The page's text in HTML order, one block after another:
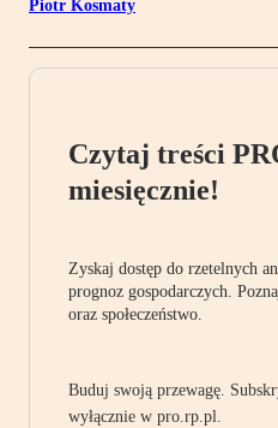
Piotr Kosmaty
Czytaj treści
miesięcznie!
Zyskaj dostęp do rzetelnych
prognoz gospodarczych.
oraz społeczeństwo.
Buduj swoją przewagę.
wyłącznie w pro.rp.pl.